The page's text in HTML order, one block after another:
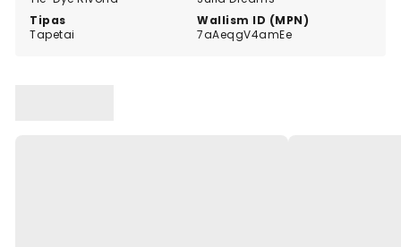
Tipas
Tapetai
Wallism ID (MPN)
7aAeqgV4amEe